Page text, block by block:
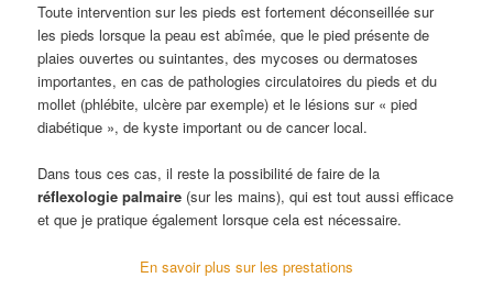
Toute intervention sur les pieds est fortement déconseillée sur
les pieds lorsque la peau est abîmée, que le pied présente de
plaies ouvertes ou suintantes, des mycoses ou dermatoses
importantes, en cas de pathologies circulatoires du pieds et du
mollet (phlébite, ulcère par exemple) et le lésions sur « pied
diabétique », de kyste important ou de cancer local.
Dans tous ces cas, il reste la possibilité de faire de la
réflexologie palmaire (sur les mains), qui est tout aussi efficace
et que je pratique également lorsque cela est nécessaire.
En savoir plus sur les prestations